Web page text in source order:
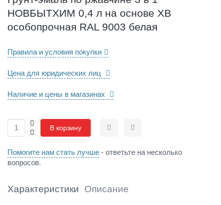
а
в
ч
е
в
Н
Х
И
,
НОВБЫТХИМ 0,4 л на основе ХВ
особопрочная RAL 9003 белая
Наличие и цены в магазинах
Правила и условия покупки
Цена для юридических лиц
-
+
В корзину СравнитьОтложить
Помогите нам стать лучше - ответьте на несколько
вопросов.
Характеристики Описание